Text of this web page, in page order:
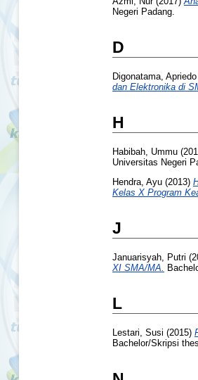
Negeri Padang.
D
Digonatama, Apriedo
dan Elektronika di
H
Habibah, Ummu
Universitas Negeri
Hendra, Ayu (2013)
Kelas X Program
J
Januarisyah, Putri
XI SMA/MА.
L
Lestari, Susi (2015)
Bachelor/Skripsi